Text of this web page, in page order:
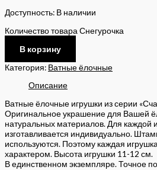
Доступность: В наличии
Количество товара Снегурочка
В корзину
Категория: Ватные ёлочные
Описание
Ватные ёлочные игрушки из серии
Оригинальное украшение для Вашей
натуральных материалов. Для каждой
изготавливается индивидуально.
используются. Поэтому каждая
характером. Высота игрушки 11-12 см.
В единственном экземпляре. Точное